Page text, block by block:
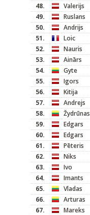
48.
Valerijs
49.
Ruslans
50.
Andrijs
51.
Loic
52.
Nauris
53.
Ainārs
54.
Gyte
55.
Igors
56.
Kitija
57.
Andrejs
58.
Žydrūnas
59.
Edgars
60.
Edgars
61.
Pēteris
62.
Niks
63.
Ivo
64.
Imants
65.
Vladas
66.
Arturas
67.
Mareks